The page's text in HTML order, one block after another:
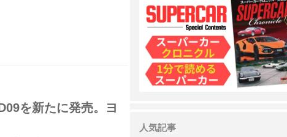
か。まずはサイズだけでな
を新たに発売。ヨ
人気記事